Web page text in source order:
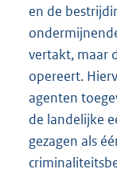
en de
vertakt, maar
opereert.
agenten
de landelijke
gezagen als